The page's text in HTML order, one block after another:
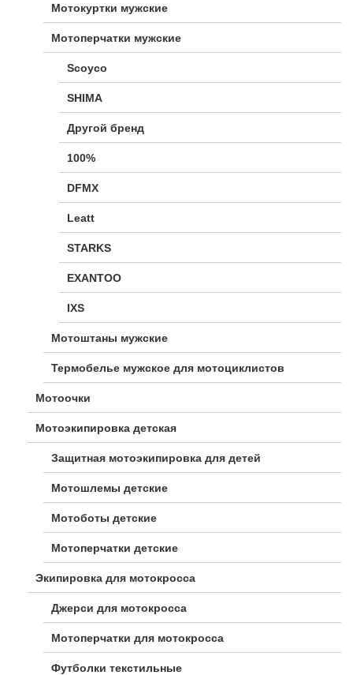
Мотокуртки мужские
Мотоперчатки мужские
Scoyco
SHIMA
Другой бренд
100%
DFMX
Leatt
STARKS
EXANTOO
IXS
Мотоштаны мужские
Термобелье мужское для мотоциклистов
Мотоочки
Мотоэкипировка детская
Защитная мотоэкипировка для детей
Мотошлемы детские
Мотоботы детские
Мотоперчатки детские
Экипировка для мотокросса
Джерси для мотокросса
Мотоперчатки для мотокросса
Футболки текстильные